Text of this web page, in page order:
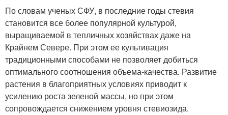
По словам ученых СФУ, в последние годы стевия
становится все более популярной культурой,
выращиваемой в тепличных хозяйствах даже на
Крайнем Севере. При этом ее культивация
традиционными способами не позволяет добиться
оптимального соотношения объема-качества. Развитие
растения в благоприятных условиях приводит к
усилению роста зеленой массы, но при этом
сопровождается снижением уровня стевиозида.